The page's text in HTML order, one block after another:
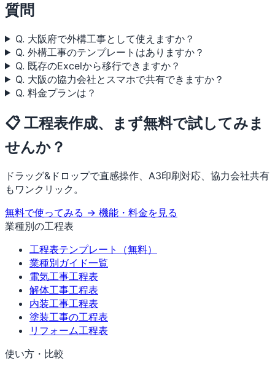
質問
Q. 大阪府で外構工事として使えますか？
Q. 外構工事のテンプレートはありますか？
Q. 既存のExcelから移行できますか？
Q. 大阪の協力会社とスマホで共有できますか？
Q. 料金プランは？
📋 工程表作成、まず無料で試してみま
せんか？
ドラッグ&ドロップで直感操作、A3印刷対応、協力会社共有
もワンクリック。
無料で使ってみる → 機能・料金を見る
業種別の工程表
工程表テンプレート（無料）
業種別ガイド一覧
電気工事工程表
解体工事工程表
内装工事工程表
塗装工事の工程表
リフォーム工程表
使い方・比較